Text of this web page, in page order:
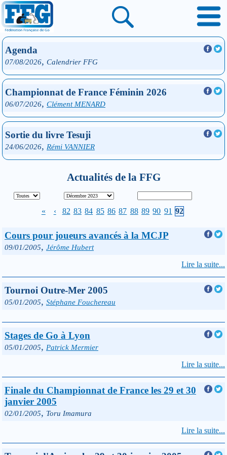
Agenda
07/08/2026, Calendrier FFG
Championnat de France Féminin 2026
06/07/2026, Clément MENARD
Sortie du livre Tesuji
24/06/2026, Rémi VANNIER
Actualités de la FFG
« ‹ 82 83 84 85 86 87 88 89 90 91 92
Cours pour joueurs avancés à la MCJP
09/01/2005, Jérôme Hubert
Lire la suite...
Tournoi Outre-Mer 2005
05/01/2005, Stéphane Fouchereau
Stages de Go à Lyon
05/01/2005, Patrick Mermier
Lire la suite...
Finale du Championnat de France les 29 et 30
janvier 2005
02/01/2005, Toru Imamura
Lire la suite...